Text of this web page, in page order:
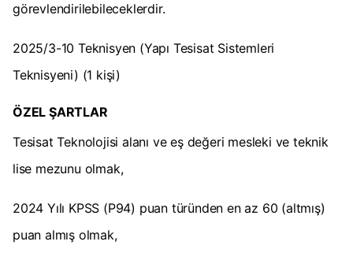
görevlendirilebileceklerdir.
2025/3-10 Teknisyen (Yapı Tesisat Sistemleri
Teknisyeni) (1 kişi)
ÖZEL ŞARTLAR
Tesisat Teknolojisi alanı ve eş değeri mesleki ve teknik
lise mezunu olmak,
2024 Yılı KPSS (P94) puan türünden en az 60 (altmış)
puan almış olmak,